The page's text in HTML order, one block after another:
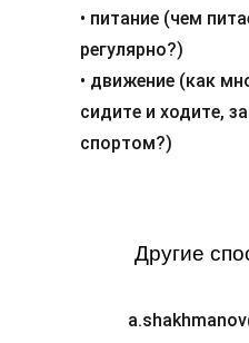
• питание (чем
регулярно?)
• движение (как
сидите и ходите,
спортом?)
Другие